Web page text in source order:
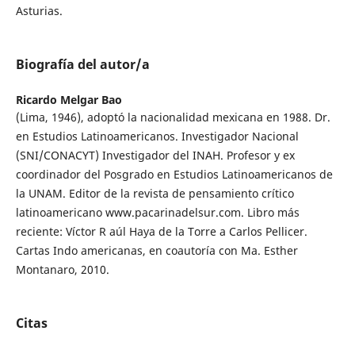
Asturias.
Biografía del autor/a
Ricardo Melgar Bao
(Lima, 1946), adoptó la nacionalidad mexicana en 1988. Dr.
en Estudios Latinoamericanos. Investigador Nacional
(SNI/CONACYT) Investigador del INAH. Profesor y ex
coordinador del Posgrado en Estudios Latinoamericanos de
la UNAM. Editor de la revista de pensamiento crítico
latinoamericano www.pacarinadelsur.com. Libro más
reciente: Víctor R aúl Haya de la Torre a Carlos Pellicer.
Cartas Indo americanas, en coautoría con Ma. Esther
Montanaro, 2010.
Citas